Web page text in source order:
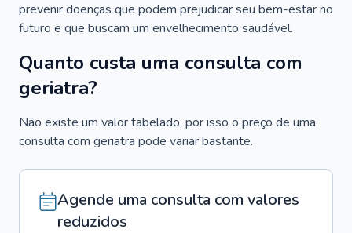
prevenir doenças que podem prejudicar seu bem-estar no
futuro e que buscam um envelhecimento saudável.
Quanto custa uma consulta com
geriatra?
Não existe um valor tabelado, por isso o preço de uma
consulta com geriatra pode variar bastante.
Agende uma consulta com valores
reduzidos